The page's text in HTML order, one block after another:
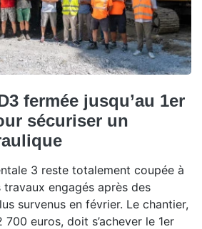
fermée jusqu’au 1er
sécuriser un
3 reste totalement coupée à
engagés après des
survenus en février. Le chantier,
700 euros, doit s’achever le 1er